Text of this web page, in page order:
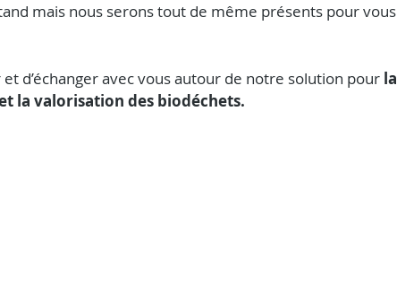
mais nous serons tout de même présents pour vous
d’échanger avec vous autour de notre solution pour la
la valorisation des biodéchets.